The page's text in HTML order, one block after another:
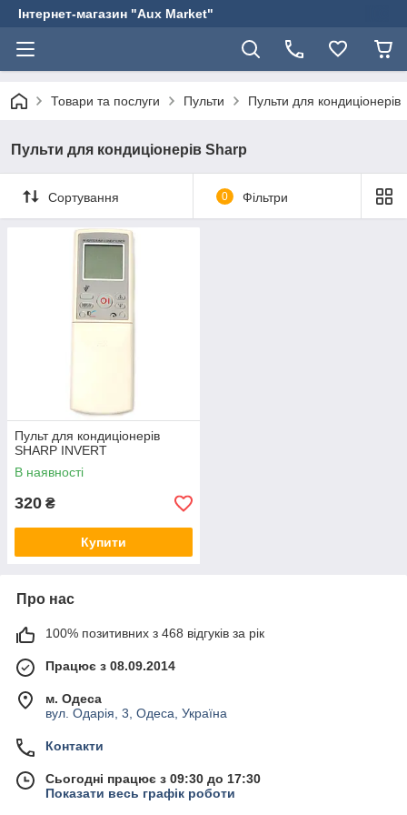
Інтернет-магазин "Aux Market"
Товари та послуги Пульти Пульти для кондиціонерів
Пульти для кондиціонерів Sharp
Сортування 0 Фільтри
Пульт для кондиціонерів
SHARP INVERT
В наявності
320 ₴
Купити
Про нас
100% позитивних з 468 відгуків за рік
Працює з 08.09.2014
м. Одеса
вул. Одарія, 3, Одеса, Україна
Контакти
Сьогодні працює з 09:30 до 17:30
Показати весь графік роботи